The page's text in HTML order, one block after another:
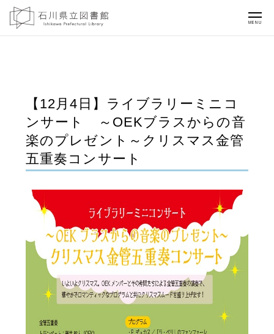
MENU
【12月4日】ライブラリーミニコ
ンサート ～OEKブラスからの音
楽のプレゼント～クリスマス金管
五重奏コンサート